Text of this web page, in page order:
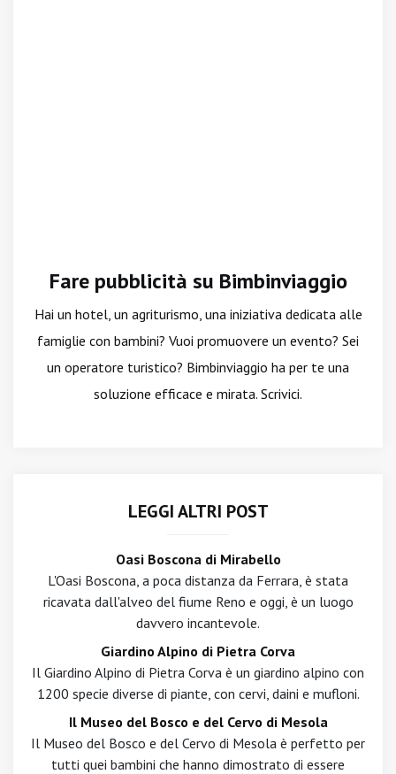
Fare pubblicità su Bimbinviaggio
Hai un hotel, un agriturismo, una iniziativa dedicata alle
famiglie con bambini? Vuoi promuovere un evento? Sei
un operatore turistico? Bimbinviaggio ha per te una
soluzione efficace e mirata. Scrivici.
LEGGI ALTRI POST
Oasi Boscona di Mirabello
L'Oasi Boscona, a poca distanza da Ferrara, è stata
ricavata dall'alveo del fiume Reno e oggi, è un luogo
davvero incantevole.
Giardino Alpino di Pietra Corva
Il Giardino Alpino di Pietra Corva è un giardino alpino con
1200 specie diverse di piante, con cervi, daini e mufloni.
Il Museo del Bosco e del Cervo di Mesola
Il Museo del Bosco e del Cervo di Mesola è perfetto per
tutti quei bambini che hanno dimostrato di essere